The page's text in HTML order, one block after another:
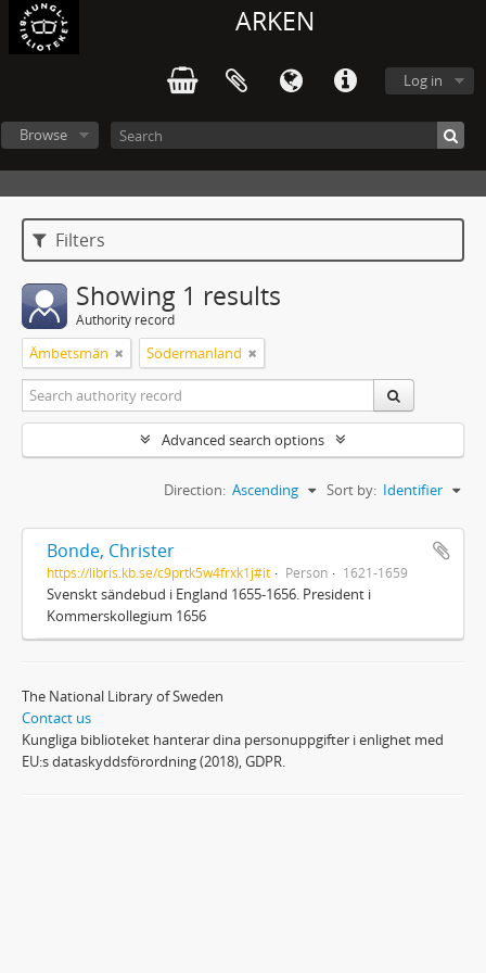
ARKEN
Log in
Browse
Filters
Showing 1 results
Authority record
Ämbetsmän Södermanland
Advanced search options
Sort by: Identifier
Direction: Ascending
Bonde, Christer
https://libris.kb.se/c9prtk5w4frxk1j#it Person 1621-1659
Svenskt sändebud i England 1655-1656. President i
Kommerskollegium 1656
The National Library of Sweden
Contact us
Kungliga biblioteket hanterar dina personuppgifter i enlighet med
EU:s dataskyddsförordning (2018), GDPR.